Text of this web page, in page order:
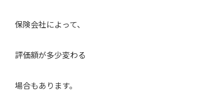
保険会社によって、
評価額が多少変わる
場合もあります。